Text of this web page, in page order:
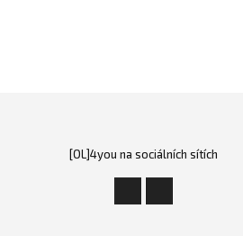
[OL]4you na sociálních sítích